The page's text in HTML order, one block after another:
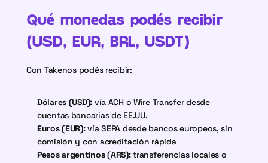
Qué monedas podés recibir
(USD, EUR, BRL, USDT)
Con Takenos podés recibir:
Dólares (USD): vía ACH o Wire Transfer desde
cuentas bancarias de EE.UU.
Euros (EUR): vía SEPA desde bancos europeos, sin
comisión y con acreditación rápida
Pesos argentinos (ARS): transferencias locales o